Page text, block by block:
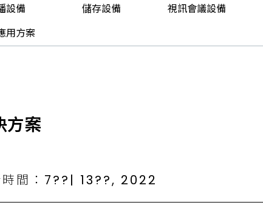
設備 儲存設備
視訊會議設備
用方案
方案
時間：7??| 13??, 2022